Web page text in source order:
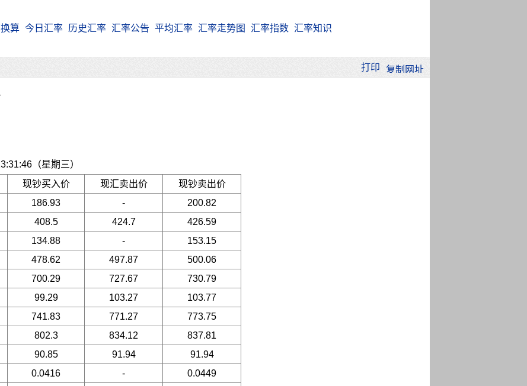
算 今日汇率 历史汇率 汇率公告 平均汇率 汇率走势图 汇率指数 汇率知识
打印
（星期三）
现钞买入价 现汇卖出价
现钞卖出价
186.93 -
200.82
408.5 424.7
426.59
134.88 -
153.15
478.62 497.87
500.06
700.29 727.67
730.79
99.29 103.27
103.77
741.83 771.27
773.75
802.3 834.12
837.81
90.85 91.94
91.94
0.0416 -
0.0449